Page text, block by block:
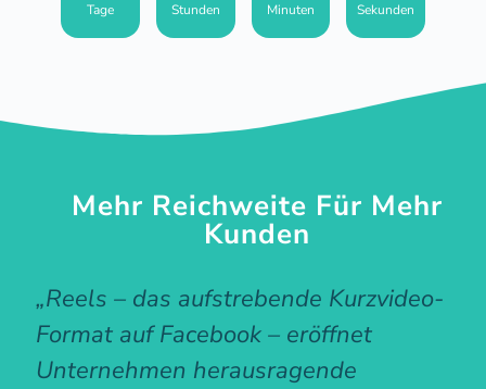
Tage Stunden Minuten Sekunden
Mehr Reichweite Für Mehr
Kunden
„Reels – das aufstrebende Kurzvideo-
Format auf Facebook – eröffnet
Unternehmen herausragende